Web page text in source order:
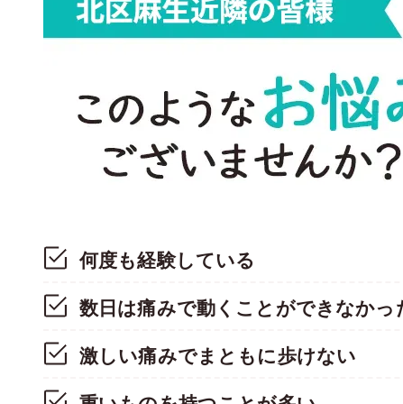
何度も経験している
数日は痛みで動くことができなかっ
激しい痛みでまともに歩けない